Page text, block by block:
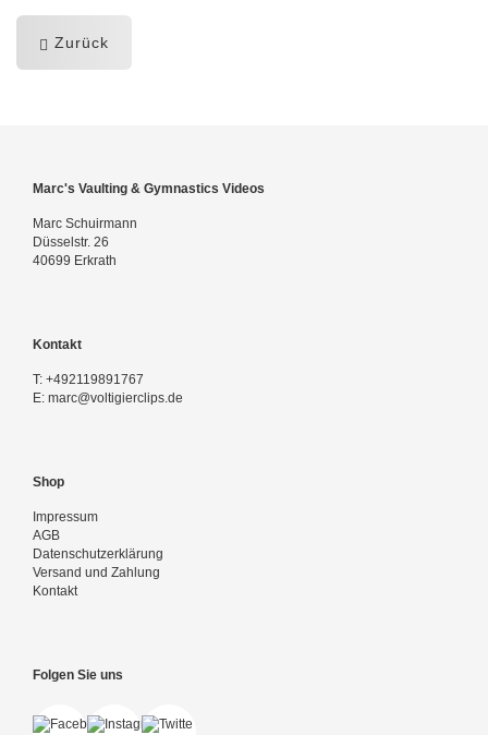
Zurück
Marc's Vaulting & Gymnastics Videos
Marc Schuirmann
Düsselstr. 26
40699 Erkrath
Kontakt
T: +492119891767
E: marc@voltigierclips.de
Shop
Impressum
AGB
Datenschutzerklärung
Versand und Zahlung
Kontakt
Folgen Sie uns